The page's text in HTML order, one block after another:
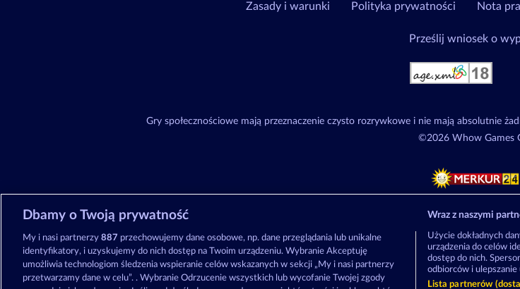
Zasady i warunki Polityka prywatności Nota
Prześlij wniosek o
Gry społecznościowe mają przeznaczenie czysto rozrywkowe i nie mają absolutnie
©2026 Whow Games
Dbamy o Twoją prywatność
My i nasi partnerzy 887 przechowujemy dane osobowe, np. dane przeglądania lub unikalne
identyfikatory, i uzyskujemy do nich dostęp na Twoim urządzeniu. Wybranie Akceptuję
umożliwia technologiom śledzenia wspieranie celów wskazanych w sekcji „My i nasi partnerzy
przetwarzamy dane w celu”. . Wybranie Odrzucenie wszystkich lub wycofanie Twojej zgody
Wraz z naszymi
Użycie dokładnych
urządzenia do celów
dostęp do nich.
odbiorców i ulepszanie
Lista partnerów